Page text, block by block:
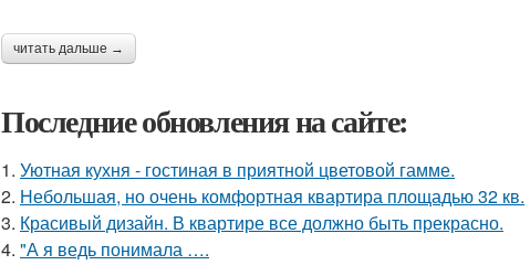
читать дальше →
Последние обновления на сайте:
1. Уютная кухня - гостиная в приятной цветовой гамме.
2. Небольшая, но очень комфортная квартира площадью 32 кв.
3. Красивый дизайн. В квартире все должно быть прекрасно.
4. "А я ведь понимала ….